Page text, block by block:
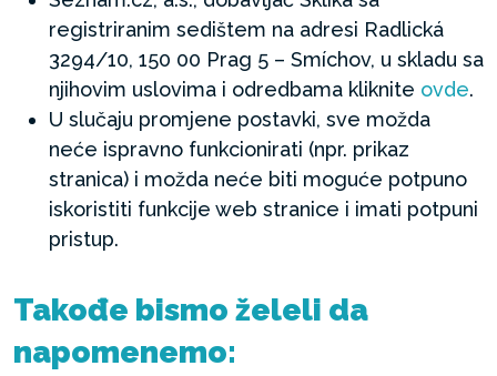
registriranim sedištem na adresi Radlická
3294/10, 150 00 Prag 5 – Smíchov, u skladu sa
njihovim uslovima i odredbama kliknite ovde.
U slučaju promjene postavki, sve možda
neće ispravno funkcionirati (npr. prikaz
stranica) i možda neće biti moguće potpuno
iskoristiti funkcije web stranice i imati potpuni
pristup.
Takođe bismo želeli da
napomenemo: